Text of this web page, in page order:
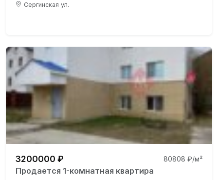
Сергинская ул.
3200000 ₽ 80808 ₽/м²
Продается 1-комнатная квартира